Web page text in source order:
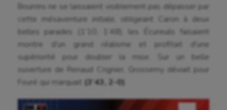
Bourrins ne se laissaient visiblement pas dépasser par
cette mésaventure initiale, obligeant Caron à deux
belles parades (1’10, 1’48), les Écureuils faisaient
montre d’un grand réalisme et profitait d’une
supériorité pour doubler la mise. Sur un belle
ouverture de Renaud Crignier, Grossemy déviait pour
Fouré qui marquait (3’43, 2-0)